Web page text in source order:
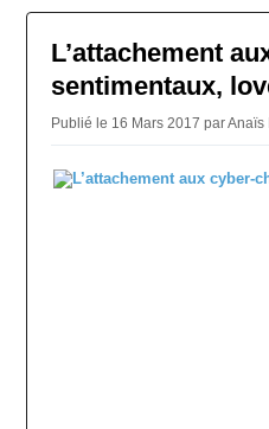
L’attachement
sentimentaux,
Publié le 16 Mars 2017 par Anaïs